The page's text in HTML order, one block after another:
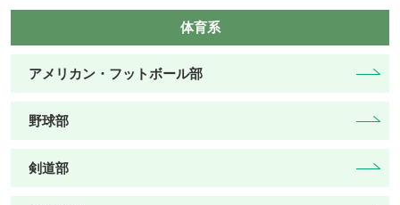
体育系
アメリカン・フットボール部
野球部
剣道部